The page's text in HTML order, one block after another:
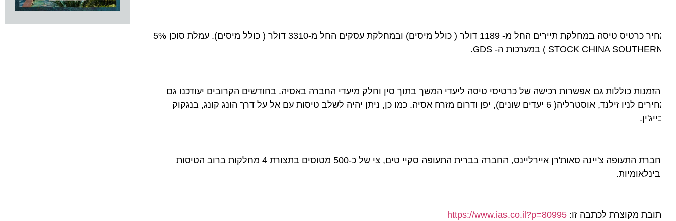
מחיר כרטיס טיסה במחלקת תיירים החל מ- 1189 דולר ( כולל מיסים) ובמחלקת עסקים החל מ-3310 דולר ( כולל מיסים). עמלת סוכן 5%
כוללות גם אפשרות רכישה של כרטיסי טיסה ליעדי המשך בתוך סין וחלק מיעדי החברה באסיה. בחודשים הקרובים יעודכנו גם
מחירים לניו זילנד, אוסטרליה( 6 יעדים שונים), יפן ודרום מזרח אסיה. כמו כן, ניתן יהיה לשלב טיסות עם אל על דרך הונג קונג, בנגקוק
לחברת התעופה צ'יינה סאות'רן איירליינס, החברה בברית התעופה סקיי טים, צי של כ-500 מטוסים בתצורת 4 מחלקות ברוב הטיסות
מקוצרת לכתבה זו:https://www.ias.co.il?p=80995